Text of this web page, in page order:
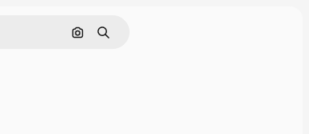
Pesquisar por imagem
Buscar